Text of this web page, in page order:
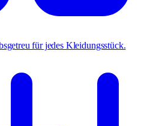
für jedes Kleidungsstück.